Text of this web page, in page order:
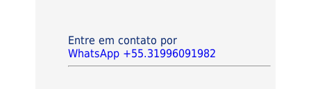
Entre em contato por
WhatsApp +55.31996091982